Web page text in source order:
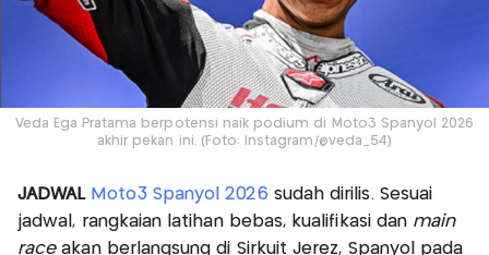
Veda Ega Pratama berpotensi naik podium di Moto3 Spanyol 2026
akhir pekan ini. (Foto: Instagram/@veda_54)
JADWAL Moto3 Spanyol 2026sudah dirilis. Sesuai
jadwal, rangkaian latihan bebas, kualifikasi dan main
raceakan berlangsung di Sirkuit Jerez, Spanyol pada